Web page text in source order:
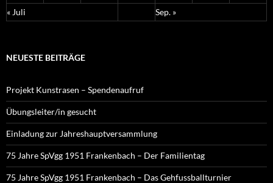
« Juli
Sep. »
NEUESTE BEITRÄGE
Projekt Kunstrasen – Spendenaufruf
Übungsleiter/in gesucht
Einladung zur Jahreshauptversammlung
75 Jahre SpVgg 1951 Frankenbach – Der Familientag
75 Jahre SpVgg 1951 Frankenbach – Das Gehfussballturnier